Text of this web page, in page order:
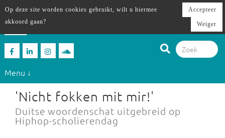
Menu ↓
'Nicht fokken mit mir!'
Duitse woordenschat uitgebreid op
Hiphop-scholierendag
Op deze site worden cookies gebruikt, wilt u hiermee
akkoord gaan?
Accepteer
Weiger